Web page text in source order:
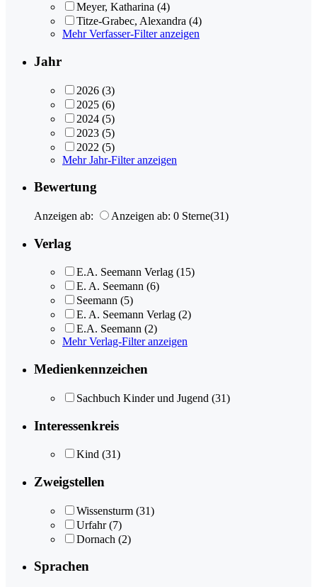
Meyer, Katharina (4)
Titze-Grabec, Alexandra (4)
Mehr Verfasser-Filter anzeigen
Jahr
2026 (3)
2025 (6)
2024 (5)
2023 (5)
2022 (5)
Mehr Jahr-Filter anzeigen
Bewertung
Anzeigen ab: Anzeigen ab: 0 Sterne(31)
Verlag
E.A. Seemann Verlag (15)
E. A. Seemann (6)
Seemann (5)
E. A. Seemann Verlag (2)
E.A. Seemann (2)
Mehr Verlag-Filter anzeigen
Medienkennzeichen
Sachbuch Kinder und Jugend (31)
Interessenkreis
Kind (31)
Zweigstellen
Wissensturm (31)
Urfahr (7)
Dornach (2)
Sprachen